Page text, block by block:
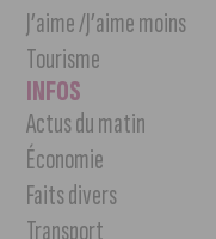
J’aime /J’aime moins
Tourisme
INFOS
Actus du matin
Économie
Faits divers
Transport